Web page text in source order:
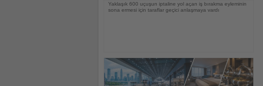
Yaklaşık 600 uçuşun iptaline yol açan iş bırakma eyleminin
sona ermesi için taraflar geçici anlaşmaya vardı